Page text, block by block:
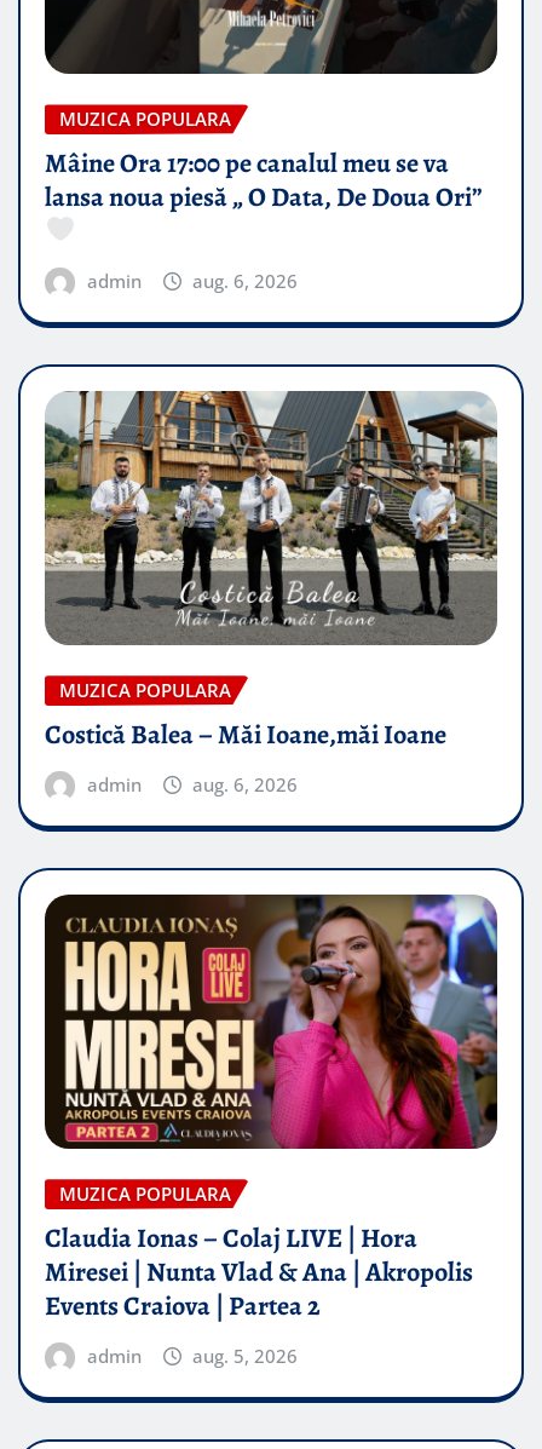
MUZICA POPULARA
Mâine Ora 17:00 pe canalul meu se va
lansa noua piesă „ O Data, De Doua Ori”
admin aug. 6, 2026
MUZICA POPULARA
Costică Balea – Măi Ioane,măi Ioane
admin aug. 6, 2026
MUZICA POPULARA
Claudia Ionas – Colaj LIVE | Hora
Miresei | Nunta Vlad & Ana | Akropolis
Events Craiova | Partea 2
admin aug. 5, 2026